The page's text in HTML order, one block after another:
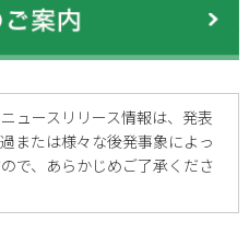
ュースリリース情報は、発表
または様々な後発事象によっ
で、あらかじめご了承くださ